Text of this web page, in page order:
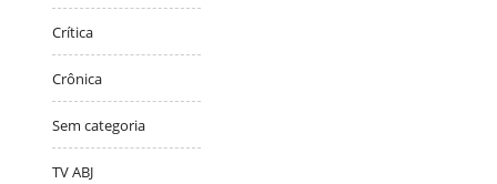
Crítica
Crônica
Sem categoria
TV ABJ